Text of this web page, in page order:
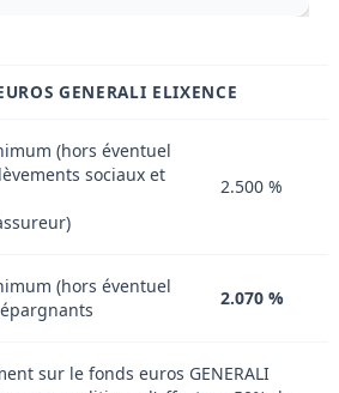
GENERALI ELIXENCE
(hors éventuel
sociaux et
2.500 %
(hors éventuel
2.070 %
sur le fonds euros GENERALI